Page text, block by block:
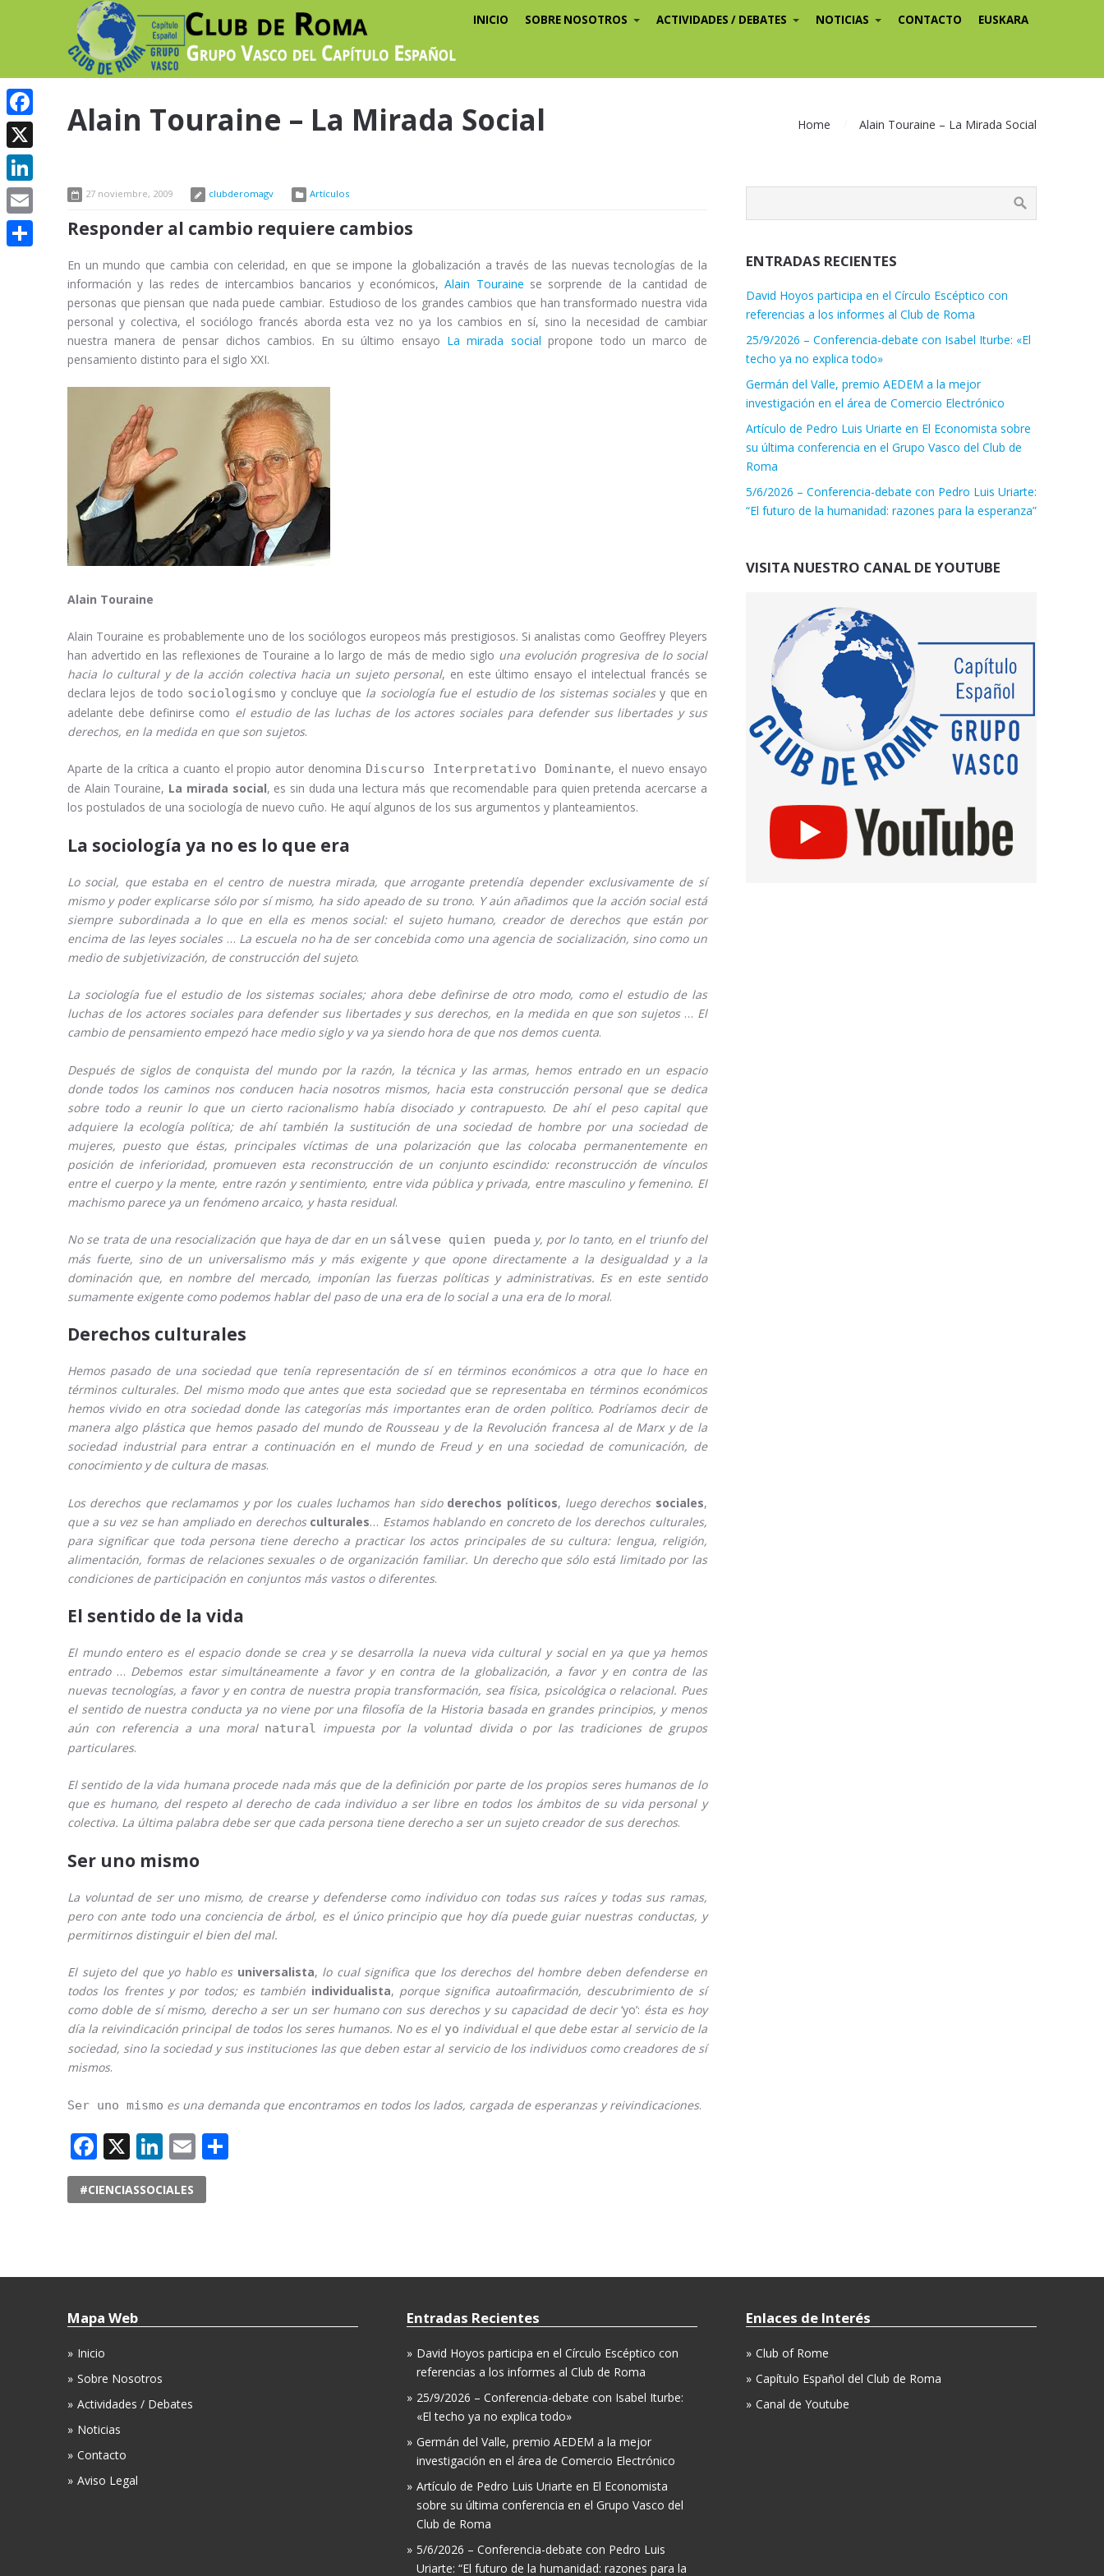
INICIO SOBRE NOSOTROS ACTIVIDADES / DEBATES NOTICIAS CONTACTO EUSKARA
Alain Touraine – La Mirada Social Home Alain Touraine – La Mirada Social
27 noviembre, 2009 clubderomagv Artículos
Responder al cambio requiere cambios
En un mundo que cambia con celeridad, en que se impone la globalización a través de las nuevas tecnologías de la
información y las redes de intercambios bancarios y económicos,Alain Touraine se sorprende de la cantidad de
personas que piensan que nada puede cambiar. Estudioso de los grandes cambios que han transformado nuestra vida
personal y colectiva, el sociólogo francés aborda esta vez no ya los cambios en sí, sino la necesidad de cambiar
nuestra manera de pensar dichos cambios. En su último ensayo La mirada social propone todo un marco de
pensamiento distinto para el siglo XXI.
Alain Touraine
Alain Touraine es probablemente uno de los sociólogos europeos más prestigiosos. Si analistas como Geoffrey Pleyers
han advertido en las reflexiones de Touraine a lo largo de más de medio siglo una evolución progresiva de lo social
hacia lo cultural y de la acción colectiva hacia un sujeto personal, en este último ensayo el intelectual francés se
declara lejos de todo sociologismo y concluye que la sociología fue el estudio de los sistemas socialesy que en
adelante debe definirse como el estudio de las luchas de los actores sociales para defender sus libertades y sus
derechos, en la medida en que son sujetos.
Aparte de la crítica a cuanto el propio autor denomina Discurso Interpretativo Dominante, el nuevo ensayo
de Alain Touraine, La mirada social, es sin duda una lectura más que recomendable para quien pretenda acercarse a
los postulados de una sociología de nuevo cuño. He aquí algunos de los sus argumentos y planteamientos.
La sociología ya no es lo que era
Lo social, que estaba en el centro de nuestra mirada, que arrogante pretendía depender exclusivamente de sí
mismo y poder explicarse sólo por sí mismo, ha sido apeado de su trono. Y aún añadimos que la acción social está
siempre subordinada a lo que en ella es menos social: el sujeto humano, creador de derechos que están por
encima de las leyes sociales… La escuela no ha de ser concebida como una agencia de socialización, sino como un
medio de subjetivización, de construcción del sujeto.
La sociología fue el estudio de los sistemas sociales; ahora debe definirse de otro modo, como el estudio de las
luchas de los actores sociales para defender sus libertades y sus derechos, en la medida en que son sujetos… El
cambio de pensamiento empezó hace medio siglo y va ya siendo hora de que nos demos cuenta.
Después de siglos de conquista del mundo por la razón, la técnica y las armas, hemos entrado en un espacio
donde todos los caminos nos conducen hacia nosotros mismos, hacia esta construcción personal que se dedica
sobre todo a reunir lo que un cierto racionalismo había disociado y contrapuesto. De ahí el peso capital que
adquiere la ecología política; de ahí también la sustitución de una sociedad de hombre por una sociedad de
mujeres, puesto que éstas, principales víctimas de una polarización que las colocaba permanentemente en
posición de inferioridad, promueven esta reconstrucción de un conjunto escindido: reconstrucción de vínculos
entre el cuerpo y la mente, entre razón y sentimiento, entre vida pública y privada, entre masculino y femenino. El
machismo parece ya un fenómeno arcaico, y hasta residual.
No se trata de una resocialización que haya de dar en un sálvese quien pueda y, por lo tanto, en el triunfo del
más fuerte, sino de un universalismo más y más exigente y que opone directamente a la desigualdad y a la
dominación que, en nombre del mercado, imponían las fuerzas políticas y administrativas. Es en este sentido
sumamente exigente como podemos hablar del paso de una era de lo social a una era de lo moral.
Derechos culturales
Hemos pasado de una sociedad que tenía representación de sí en términos económicos a otra que lo hace en
términos culturales. Del mismo modo que antes que esta sociedad que se representaba en términos económicos
hemos vivido en otra sociedad donde las categorías más importantes eran de orden político. Podríamos decir de
manera algo plástica que hemos pasado del mundo de Rousseau y de la Revolución francesa al de Marx y de la
sociedad industrial para entrar a continuación en el mundo de Freud y en una sociedad de comunicación, de
conocimiento y de cultura de masas.
Los derechos que reclamamos y por los cuales luchamos han sido derechos políticos, luego derechos sociales,
que a su vez se han ampliado en derechos culturales… Estamos hablando en concreto de los derechos culturales,
para significar que toda persona tiene derecho a practicar los actos principales de su cultura: lengua, religión,
alimentación, formas de relaciones sexuales o de organización familiar. Un derecho que sólo está limitado por las
condiciones de participación en conjuntos más vastos o diferentes.
El sentido de la vida
El mundo entero es el espacio donde se crea y se desarrolla la nueva vida cultural y social en ya que ya hemos
entrado… Debemos estar simultáneamente a favor y en contra de la globalización, a favor y en contra de las
nuevas tecnologías, a favor y en contra de nuestra propia transformación, sea física, psicológica o relacional. Pues
el sentido de nuestra conducta ya no viene por una filosofía de la Historia basada en grandes principios, y menos
aún con referencia a una moral natural
impuesta por la voluntad divida o por las tradiciones de grupos
particulares.
El sentido de la vida humana procede nada más que de la definición por parte de los propios seres humanos de lo
que es humano, del respeto al derecho de cada individuo a ser libre en todos los ámbitos de su vida personal y
colectiva. La última palabra debe ser que cada persona tiene derecho a ser un sujeto creador de sus derechos.
Ser uno mismo
La voluntad de ser uno mismo, de crearse y defenderse como individuo con todas sus raíces y todas sus ramas,
pero con ante todo una conciencia de árbol, es el único principio que hoy día puede guiar nuestras conductas, y
permitirnos distinguir el bien del mal.
El sujeto del que yo hablo es universalista, lo cual significa que los derechos del hombre deben defenderse en
todos los frentes y por todos; es también individualista, porque significa autoafirmación, descubrimiento de sí
como doble de sí mismo, derecho a ser un ser humano con sus derechos y su capacidad de decir‘yo’: ésta es hoy
día la reivindicación principal de todos los seres humanos. No es el yo individual el que debe estar al servicio de la
sociedad, sino la sociedad y sus instituciones las que deben estar al servicio de los individuos como creadores de sí
mismos.
Ser uno mismo es una demanda que encontramos en todos los lados, cargada de esperanzas y reivindicaciones.
Facebook
X LinkedIn
Email
#CIENCIASSOCIALES
ENTRADAS RECIENTES
David Hoyos participa en el Círculo Escéptico con
referencias a los informes al Club de Roma
25/9/2026 – Conferencia-debate con Isabel Iturbe: «El
techo ya no explica todo»
Germán del Valle, premio AEDEM a la mejor
investigación en el área de Comercio Electrónico
Artículo de Pedro Luis Uriarte en El Economista sobre
su última conferencia en el Grupo Vasco del Club de
Roma
5/6/2026 – Conferencia-debate con Pedro Luis Uriarte:
“El futuro de la humanidad: razones para la esperanza”
VISITA NUESTRO CANAL DE YOUTUBE
Mapa Web
Inicio
Sobre Nosotros
Actividades / Debates
Noticias
Contacto
Aviso Legal
Entradas Recientes
David Hoyos participa en el Círculo Escéptico con
referencias a los informes al Club de Roma
25/9/2026 – Conferencia-debate con Isabel Iturbe:
«El techo ya no explica todo»
Germán del Valle, premio AEDEM a la mejor
investigación en el área de Comercio Electrónico
Artículo de Pedro Luis Uriarte en El Economista
sobre su última conferencia en el Grupo Vasco del
Club de Roma
5/6/2026 – Conferencia-debate con Pedro Luis
Uriarte: “El futuro de la humanidad: razones para la
Enlaces de Interés
Club of Rome
Capítulo Español del Club de Roma
Canal de Youtube
Facebook
X
LinkedIn
Email